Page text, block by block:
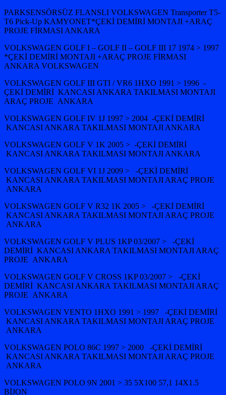
PARKSENSÖRSÜZ FLANSLI VOLKSWAGEN Transporter T5-
T6 Pick-Up KAMYONET*ÇEKİ DEMİRİ MONTAJI +ARAÇ
PROJE FİRMASI ANKARA
VOLKSWAGEN GOLF I – GOLF II – GOLF III 17 1974 > 1997
*ÇEKİ DEMİRİ MONTAJI +ARAÇ PROJE FİRMASI
ANKARA VOLKSWAGEN
VOLKSWAGEN GOLF III GTI / VR6 1HXO 1991 > 1996 -
ÇEKİ DEMİRİ KANCASI ANKARA TAKILMASI MONTAJI
ARAÇ PROJE ANKARA
VOLKSWAGEN GOLF IV 1J 1997 > 2004 -ÇEKİ DEMİRİ
KANCASI ANKARA TAKILMASI MONTAJI ANKARA
VOLKSWAGEN GOLF V 1K 2005 > -ÇEKİ DEMİRİ
KANCASI ANKARA TAKILMASI MONTAJI ANKARA
VOLKSWAGEN GOLF VI 1J 2009 > -ÇEKİ DEMİRİ
KANCASI ANKARA TAKILMASI MONTAJI ARAÇ PROJE
ANKARA
VOLKSWAGEN GOLF V R32 1K 2005 > -ÇEKİ DEMİRİ
KANCASI ANKARA TAKILMASI MONTAJI ARAÇ PROJE
ANKARA
VOLKSWAGEN GOLF V PLUS 1KP 03/2007 > -ÇEKİ
DEMİRİ KANCASI ANKARA TAKILMASI MONTAJI ARAÇ
PROJE ANKARA
VOLKSWAGEN GOLF V CROSS 1KP 03/2007 > -ÇEKİ
DEMİRİ KANCASI ANKARA TAKILMASI MONTAJI ARAÇ
PROJE ANKARA
VOLKSWAGEN VENTO 1HXO 1991 > 1997 -ÇEKİ DEMİRİ
KANCASI ANKARA TAKILMASI MONTAJI ARAÇ PROJE
ANKARA
VOLKSWAGEN POLO 86C 1997 > 2000 -ÇEKİ DEMİRİ
KANCASI ANKARA TAKILMASI MONTAJI ARAÇ PROJE
ANKARA
VOLKSWAGEN POLO 9N 2001 > 35 5X100 57,1 14X1.5
BİJON